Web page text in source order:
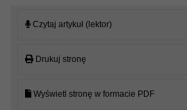
Czytaj artykuł (lektor)
Drukuj stronę
Wyświetl stronę w formacie PDF